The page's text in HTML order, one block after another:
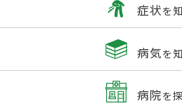
症状を
病気を
病院を